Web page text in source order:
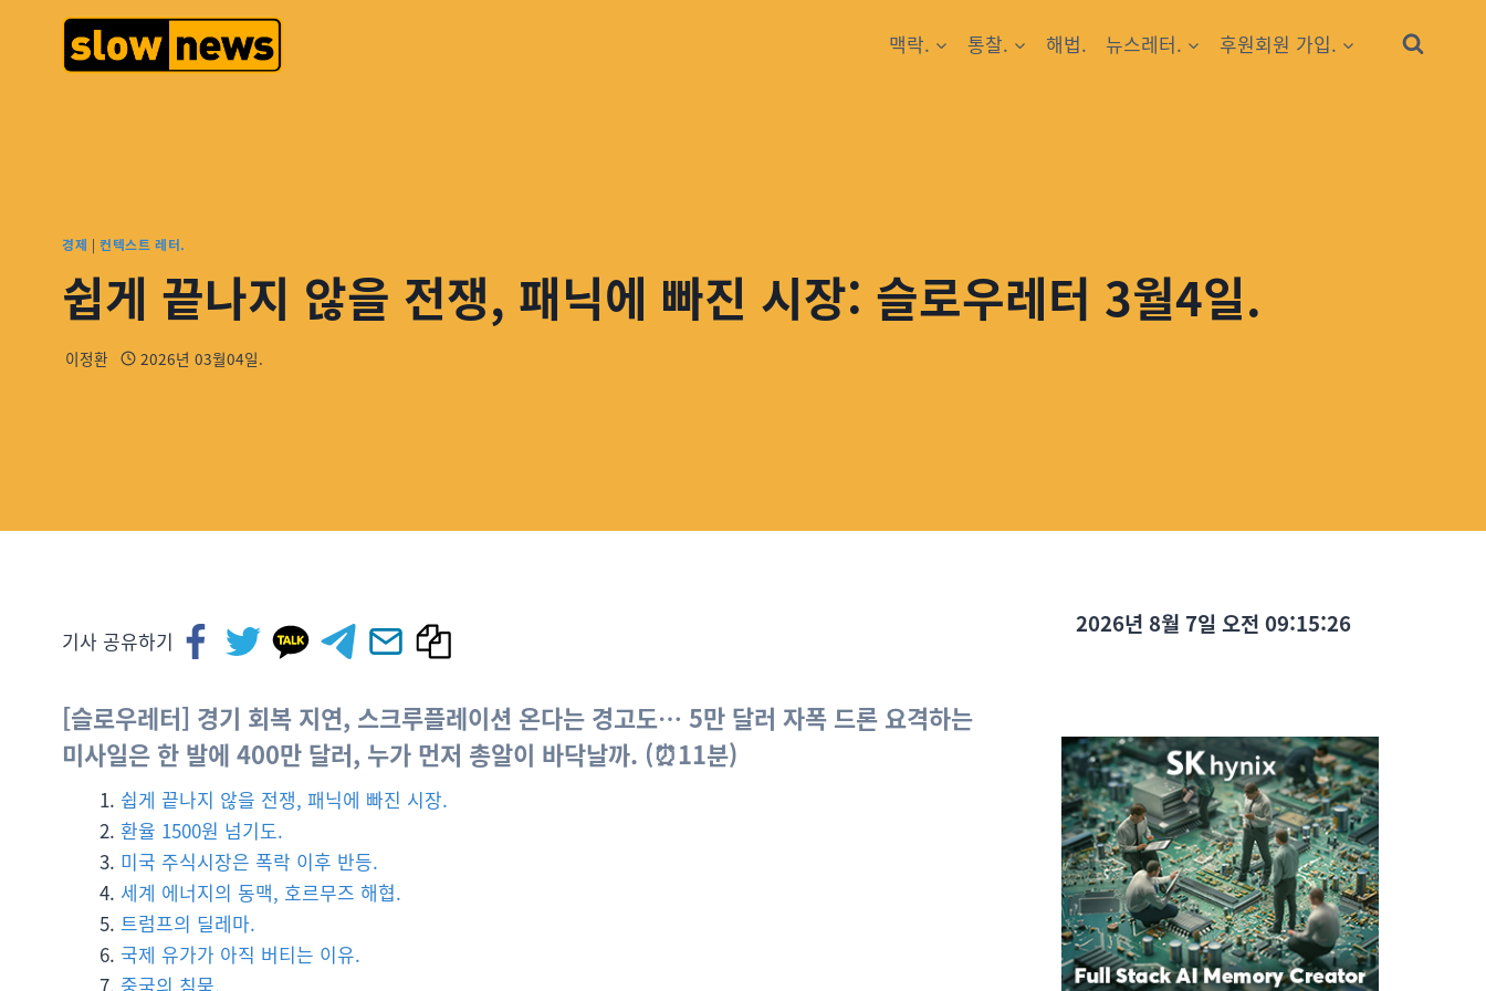
맥락. 통찰. 해법. 뉴스레터. 후원회원 가입.
경제 | 컨텍스트 레터.
쉽게 끝나지 않을 전쟁, 패닉에 빠진 시장: 슬로우레터 3월4일.
이정환 2026년 03월04일.
기사 공유하기
[슬로우레터] 경기 회복 지연, 스크루플레이션 온다는 경고도… 5만 달러 자폭 드론 요격하는
미사일은 한 발에 400만 달러, 누가 먼저 총알이 바닥날까. (⏰11분)
쉽게 끝나지 않을 전쟁, 패닉에 빠진 시장.
환율 1500원 넘기도.
미국 주식시장은 폭락 이후 반등.
세계 에너지의 동맥, 호르무즈 해협.
트럼프의 딜레마.
국제 유가가 아직 버티는 이유.
중국의 침묵.
2026년 8월 7일 오전 09:15:27